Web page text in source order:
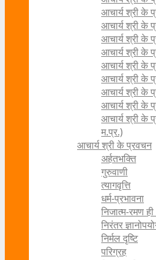
आचार्य श्री के
आचार्य श्री के
आचार्य श्री के
आचार्य श्री के
आचार्य श्री के
आचार्य श्री के
आचार्य श्री के
आचार्य श्री के
आचार्य श्री के
म.प्र.)
आचार्य श्री के प्रवचन
अर्हतभक्ति
गुरुवाणी
त्यागवृत्ति
धर्म-प्रभावना
निजात्म-रमण
निरंतर
निर्मल दृष्टि
परिग्रह